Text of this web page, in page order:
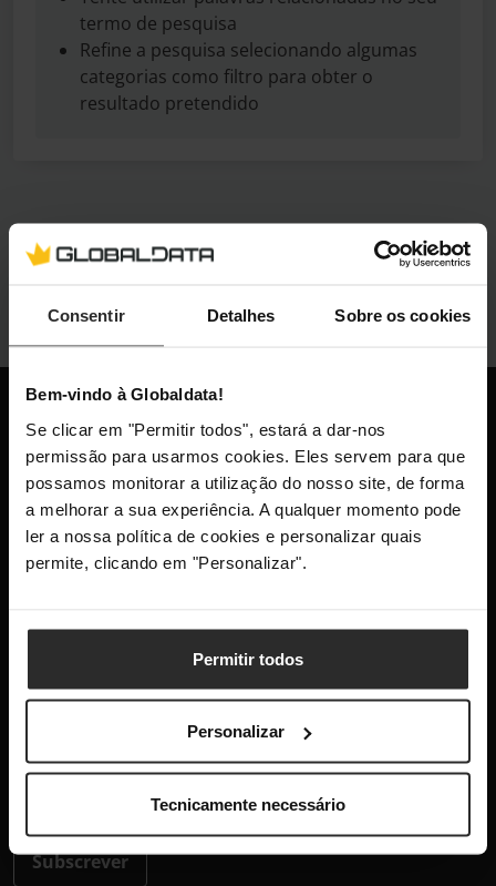
Consentir Detalhes Sobre os cookies
Bem-vindo à Globaldata!
Se clicar em "Permitir todos", estará a dar-nos
permissão para usarmos cookies. Eles servem para que
possamos monitorar a utilização do nosso site, de forma
a melhorar a sua experiência. A qualquer momento pode
ler a nossa política de cookies e personalizar quais
permite, clicando em "Personalizar".
Permitir todos
Personalizar
Tecnicamente necessário
termo de pesquisa
Refine a pesquisa selecionando algumas
categorias como filtro para obter o
resultado pretendido
Globaldata
+351 300 600 520
dias úteis das 10h-13h e 14h-18h
info@globaldata.pt
As nossas comunidades
Subscrever
e osTermos de Serviçoda Google.